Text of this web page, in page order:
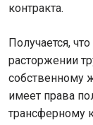
контракта.
Получается,
расторжении
собственному
имеет права
трансферному